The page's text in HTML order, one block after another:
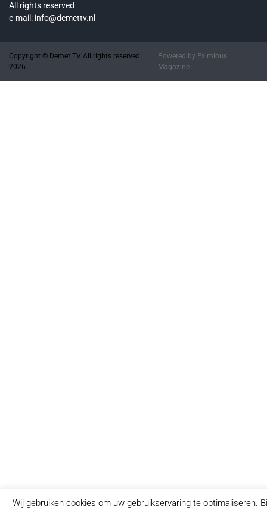
All rights reserved
e-mail: info@demettv.nl
Copyright © Demet TV All rights reserved.
2026.
Powered by Eximious
Magazine
Wij gebruiken cookies om uw gebruikservaring te optimaliseren.